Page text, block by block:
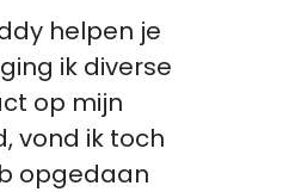
helpen je
ik diverse
op mijn
vond ik toch
opgedaan